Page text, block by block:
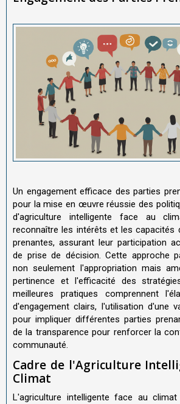
Un engagement efficace des parties
pour la mise en œuvre réussie des
d'agriculture intelligente face au
reconnaître les intérêts et les capacités
prenantes, assurant leur participation
de prise de décision. Cette approche
non seulement l'appropriation mais
pertinence et l'efficacité des
meilleures pratiques comprennent
d'engagement clairs, l'utilisation d'une
pour impliquer différentes parties
de la transparence pour renforcer la
communauté.
Cadre de l'Agriculture
Climat
L'agriculture intelligente face au